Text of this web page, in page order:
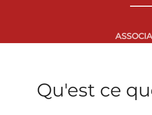
Qu'est ce